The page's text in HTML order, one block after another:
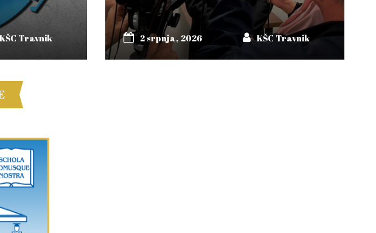
KŠC Travnik 2 srpnja, 2026 KŠC Travnik